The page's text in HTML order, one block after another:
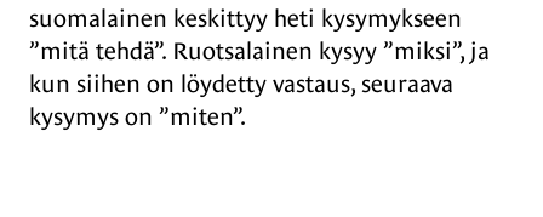
suomalainen keskittyy heti kysymykseen
”mitä tehdä”. Ruotsalainen kysyy ”miksi”, ja
kun siihen on löydetty vastaus, seuraava
kysymys on ”miten”.